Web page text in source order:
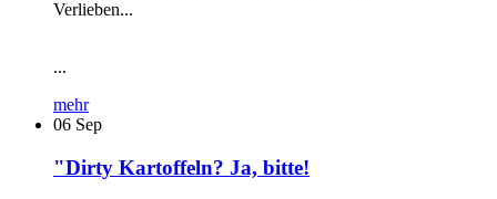
Verlieben...
...
mehr
06 Sep
"Dirty Kartoffeln? Ja, bitte!